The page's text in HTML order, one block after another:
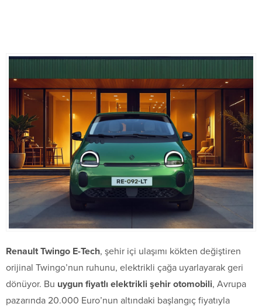
Renault Twingo E-Tech, şehir içi ulaşımı kökten değiştiren
orijinal Twingo’nun ruhunu, elektrikli çağa uyarlayarak geri
dönüyor. Bu uygun fiyatlı elektrikli şehir otomobili, Avrupa
pazarında 20.000 Euro’nun altındaki başlangıç fiyatıyla